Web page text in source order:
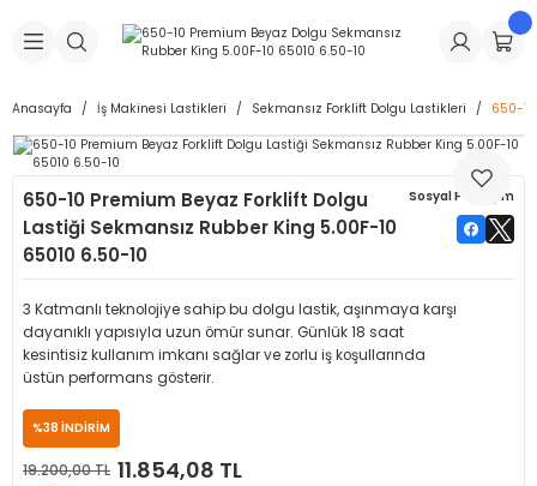
Geri Dön
Makineleri
Geri Dön
Dolgu Lastikleri
Dolgu Lastikleri
Geri Dön
İç Lastikleri
Geri Dön
Geri Dön
& Sibop İlaveleri
Kapağı
Geri Dön
Tüpü
& Spreyler
Geri Dön
Makinesi Yedek Parçaları
Yedek Parçaları
Anasayfa İş Makinesi Lastikleri Sekmansız Forklift Dolgu Lastikleri 650-
650-10 Premium Beyaz Forklift Dolgu
Lastiği Sekmansız Rubber King 5.00F-10
65010 6.50-10
Sosyal Paylaşım
3 Katmanlı teknolojiye sahip bu dolgu lastik, aşınmaya karşı
dayanıklı yapısıyla uzun ömür sunar. Günlük 18 saat
kesintisiz kullanım imkanı sağlar ve zorlu iş koşullarında
üstün performans gösterir.
%38 İNDİRİM
19.200,00 TL 11.854,08 TL